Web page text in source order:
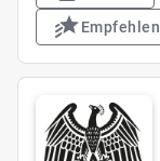
Empfehlen